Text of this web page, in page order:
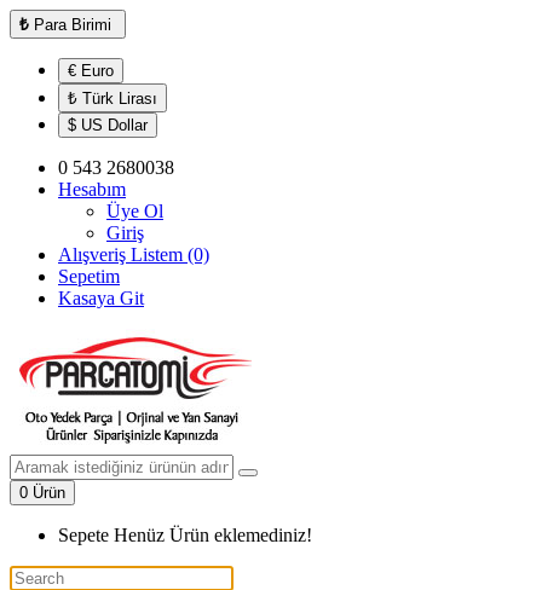
₺ Para Birimi
€ Euro
₺ Türk Lirası
$ US Dollar
0 543 2680038
Hesabım
Üye Ol
Giriş
Alışveriş Listem (0)
Sepetim
Kasaya Git
0 Ürün
Sepete Henüz Ürün eklemediniz!